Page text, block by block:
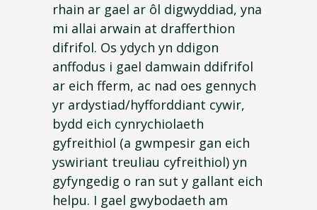
rhain ar gael ar ôl digwyddiad, yna
mi allai arwain at drafferthion
difrifol. Os ydych yn ddigon
anffodus i gael damwain ddifrifol
ar eich fferm, ac nad oes gennych
yr ardystiad/hyfforddiant cywir,
bydd eich cynrychiolaeth
gyfreithiol (a gwmpesir gan eich
yswiriant treuliau cyfreithiol) yn
gyfyngedig o ran sut y gallant eich
helpu. I gael gwybodaeth am